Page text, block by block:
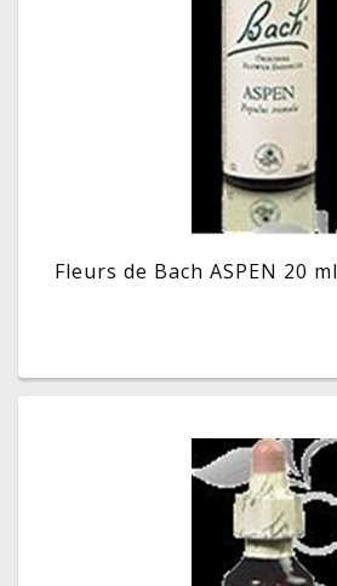
Fleurs de Bach ASPEN 20 ml